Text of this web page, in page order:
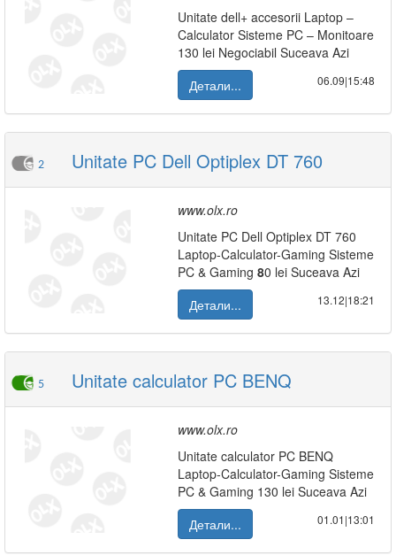
Unitate dell+ accesorii Laptop –
Calculator Sisteme PC – Monitoare
130 lei Negociabil Suceava Azi
Детали...
06.09|15:48
2 Unitate PC Dell Optiplex DT 760
www.olx.ro
Unitate PC Dell Optiplex DT 760
Laptop-Calculator-Gaming Sisteme
PC & Gaming 80 lei Suceava Azi
Детали...
13.12|18:21
5 Unitate calculator PC BENQ
www.olx.ro
Unitate calculator PC BENQ
Laptop-Calculator-Gaming Sisteme
PC & Gaming 130 lei Suceava Azi
Детали...
01.01|13:01